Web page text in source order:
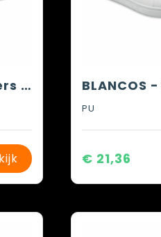
BLANCOS - Sneakers in PU maat 40
PU
€ 21,36